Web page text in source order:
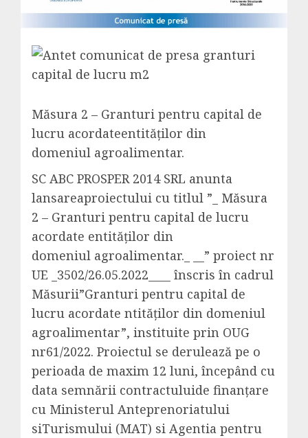
Măsura 2 – Granturi pentru capital de
lucru acordateentităților din
domeniul agroalimentar.
SC ABC PROSPER 2014 SRL anunta
lansareaproiectului cu titlul ”_
Măsura
2 – Granturi pentru capital de lucru
acordate entităților din
domeniul agroalimentar. __” proiect nr
UE _ 3502/26.05.2022 înscris în cadrul
Măsurii”Granturi pentru capital de
lucru acordate ntităților din domeniul
agroalimentar”, instituite prin OUG
nr61/2022. Proiectul se derulează pe o
perioada de maxim 12 luni, începând cu
data semnării contractuluide finanțare
cu Ministerul Anteprenoriatului
siTurismului (MAT) si Agentia pentru